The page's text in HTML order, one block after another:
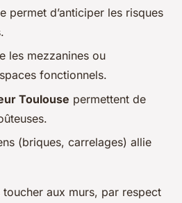
permet d’anticiper les risques
les mezzanines ou
fonctionnels.
Toulouse permettent de
(briques, carrelages) allie
toucher aux murs, par respect